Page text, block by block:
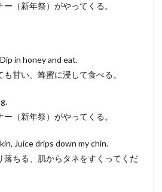
（新年祭）がやってくる。
in honey and eat.
甘い、蜂蜜に浸して食べる。
（新年祭）がやってくる。
Juice drips down my chin.
落ちる、肌からタネをすくってくだ